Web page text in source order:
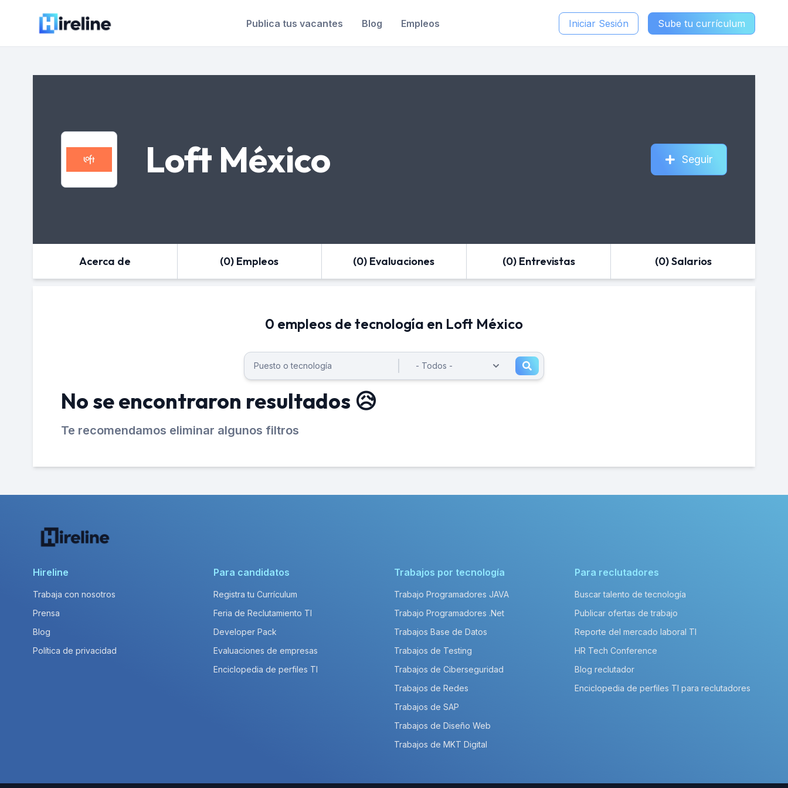
Publica tus vacantes Blog Empleos Iniciar Sesión Sube tu currículum
Loft México Seguir
Acerca de (0) Empleos (0) Evaluaciones (0) Entrevistas (0) Salarios
0 empleos de tecnología en Loft México
No se encontraron resultados 😥
Te recomendamos eliminar algunos filtros
Hireline
Trabaja con nosotros
Prensa
Blog
Política de privacidad
Para candidatos
Registra tu Currículum
Feria de Reclutamiento TI
Developer Pack
Evaluaciones de empresas
Enciclopedia de perfiles TI
Trabajos por tecnología
Trabajo Programadores JAVA
Trabajo Programadores .Net
Trabajos Base de Datos
Trabajos de Testing
Trabajos de Ciberseguridad
Trabajos de Redes
Trabajos de SAP
Trabajos de Diseño Web
Trabajos de MKT Digital
Para reclutadores
Buscar talento de tecnología
Publicar ofertas de trabajo
Reporte del mercado laboral TI
HR Tech Conference
Blog reclutador
Enciclopedia de perfiles TI para reclutadores